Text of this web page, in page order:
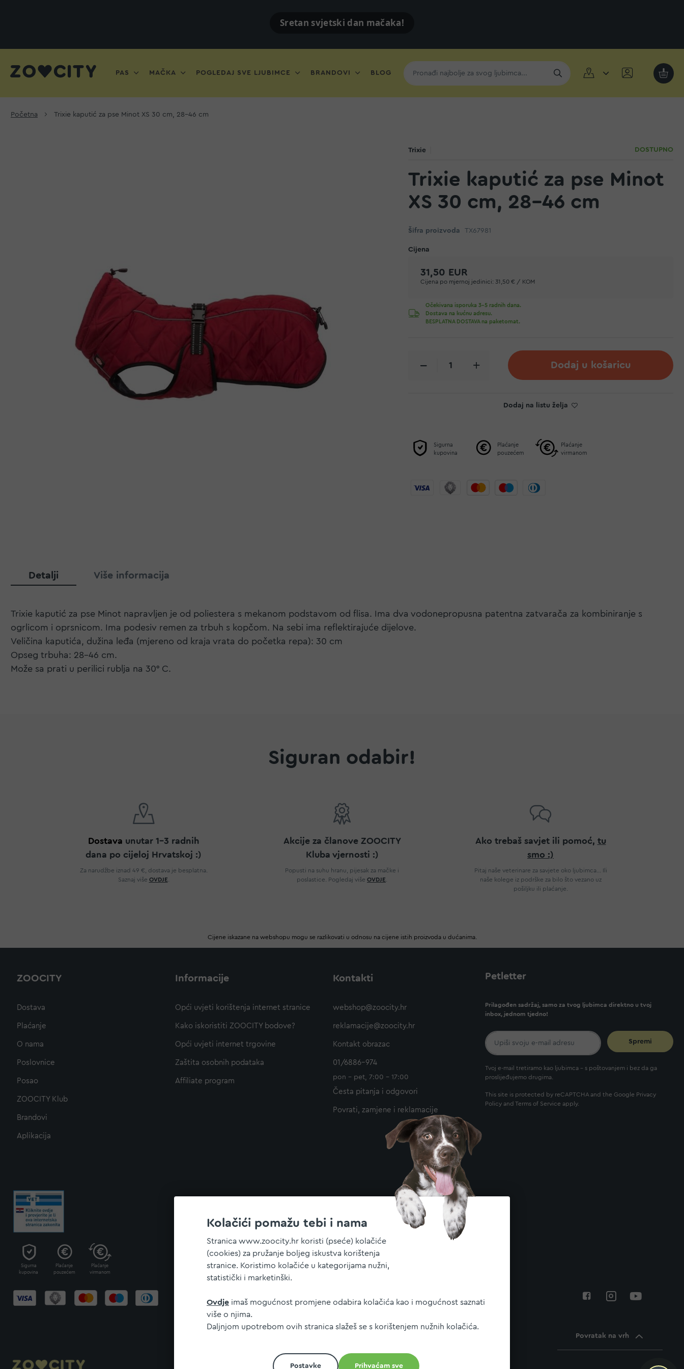
Kolačići pomažu tebi i nama
Stranica www.zoocity.hr koristi (pseće) kolačiće
(cookies) za pružanje boljeg iskustva korištenja
stranice. Koristimo kolačiće u kategorijama nužni,
statistički i marketinški.
Ovdje imaš mogućnost promjene odabira kolačića kao i mogućnost saznati
više o njima.
Daljnjom upotrebom ovih stranica slažeš se s korištenjem nužnih kolačića.
Postavke Prihvaćam sve
Sretan svjetski dan mačaka!
PAS MAČKA POGLEDAJ SVE LJUBIMCE BRANDOVI BLOG
Moja
Početna Trixie kaputić za pse Minot XS 30 cm, 28-46 cm
Trixie DOSTUPNO
Trixie kaputić za pse Minot
XS 30 cm, 28-46 cm
Šifra proizvoda TX67981
31,50 EUR
Cijena po mjernoj jedinici: 31,50 € / KOM
Očekivana isporuka 3-5 radnih dana.
Dostava na kućnu adresu.
BESPLATNA DOSTAVA na paketomat.
Dodaj u košaricu
Dodaj na listu želja
Sigurna
kupovina
Plaćanje
pouzećem
Plaćanje
virmanom
Detalji
Trixie kaputić za pse Minot napravljen je od poliestera s mekanom podstavom od flisa. Ima dva vodonepropusna patentna zatvarača za kombiniranje s
ogrlicom i oprsnicom. Ima podesiv remen za trbuh s kopčom. Na sebi ima reflektirajuće dijelove.
Veličina kaputića, dužina leđa (mjereno od kraja vrata do početka repa): 30 cm
Opseg trbuha: 28-46 cm.
Može sa prati u perilici rublja na 30° C.
Više informacija
Siguran odabir!
Dostava unutar 1-3 radnih
dana po cijeloj Hrvatskoj :)
Za narudžbe iznad 49 €, dostava je besplatna.
Saznaj više OVDJE
Akcije za članove ZOOCITY
Kluba vjernosti :)
Popusti na suhu hranu, pijesak za mačke i
poslastice. Pogledaj više OVDJE
Ako trebaš savjet ili pomoć, tu
smo :)
Pitaj naše veterinare za savjete oko ljubimca... Ili
naše kolege iz podrške za bilo što vezano uz
pošiljku ili plaćanje.
Cijene iskazane na webshopu mogu se razlikovati u odnosu na cijene istih proizvoda u dućanima.
ZOOCITY
Dostava
Plaćanje
O nama
Poslovnice
Posao
ZOOCITY Klub
Brandovi
Aplikacija
Informacije
Opći uvjeti korištenja internet stranice
Kako iskoristiti ZOOCITY bodove?
Opći uvjeti internet trgovine
Zaštita osobnih podataka
Affiliate program
Kontakti
webshop@zoocity.hr
reklamacije@zoocity.hr
Kontakt obrazac
01/6886-974
pon - pet, 7:00 - 17:00
Česta pitanja i odgovori
Povrati, zamjene i reklamacije
Petletter
Prilagođen sadržaj, samo za tvog ljubimca direktno u tvoj
inbox, jednom tjedno!
Spremi
Tvoj e-mail tretiramo kao ljubimca - s poštovanjem i bez da ga
proslijeđujemo drugima.
This site is protected by reCAPTCHA and the Google Privacy
Policy and Terms of Service apply.
Sigurna
kupovina
Plaćanje
pouzećem
Plaćanje
virmanom
Povratak na vrh